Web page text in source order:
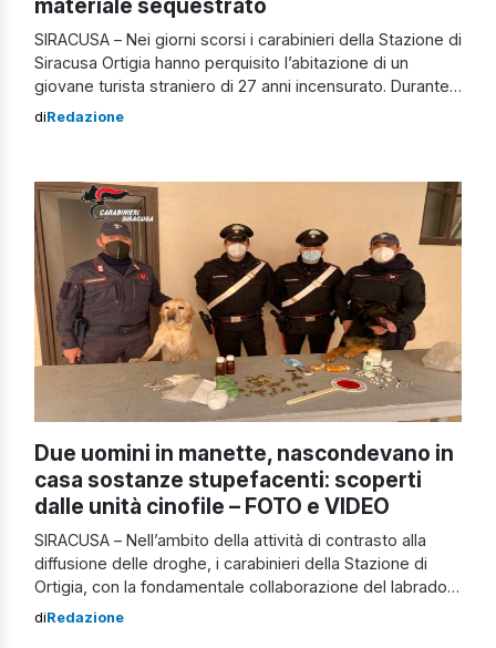
SIRACUSA – Nei giorni scorsi i carabinieri della Stazione di
Siracusa Ortigia hanno perquisito l’abitazione di un
giovane turista straniero di 27 anni incensurato. Durante
le operazioni i militari hanno rinvenuto e sequestrato 4
calibro 4,5. […]
diRedazione
Due uomini in manette, nascondevano in
casa sostanze stupefacenti: scoperti
dalle unità cinofile – FOTO e VIDEO
SIRACUSA – Nell’ambito della attività di contrasto alla
diffusione delle droghe, i carabinieri della Stazione di
Ortigia, con la fondamentale collaborazione del labrador
“Ivan” e del pastore tedesco “Riley”, unità cinofile del
diRedazione